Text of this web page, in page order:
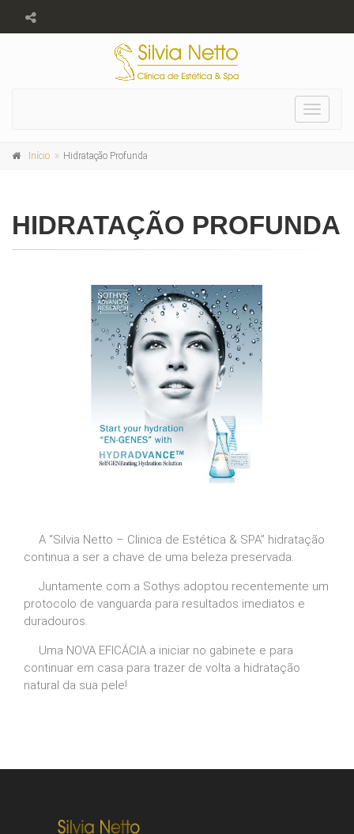
Toggle
Início Hidratação Profunda
HIDRATAÇÃO PROFUNDA
A “Silvia Netto – Clinica de Estética & SPA” hidratação
continua a ser a chave de uma beleza preservada.
Juntamente com a Sothys adoptou recentemente um
protocolo de vanguarda para resultados imediatos e
duradouros.
Uma NOVA EFICÁCIA a iniciar no gabinete e para
continuar em casa para trazer de volta a hidratação
natural da sua pele!